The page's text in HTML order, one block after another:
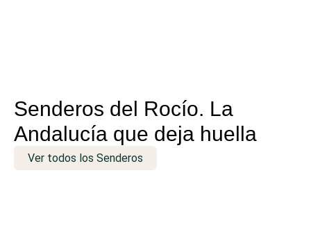
Senderos del Rocío. La
Andalucía que deja huella
Ver todos los Senderos